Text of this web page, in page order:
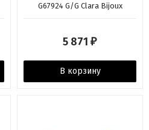
G67924 G/G Clara Bijoux
5 871 ₽
В корзину